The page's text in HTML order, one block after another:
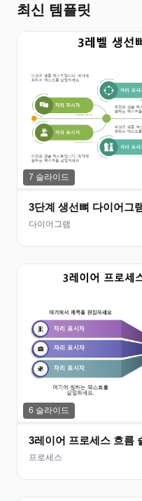
최신 템플릿
7 슬라이드
3단계 생선뼈 다이어그
다이어그램
6 슬라이드
3레이어 프로세스 흐름
프로세스